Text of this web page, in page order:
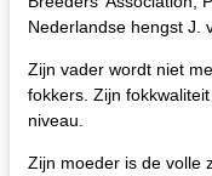
Nederlandse hengst J.
Zijn vader wordt niet
fokkers. Zijn
niveau.
Zijn moeder is de volle